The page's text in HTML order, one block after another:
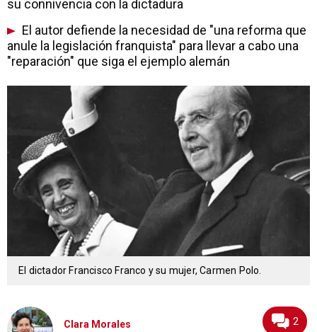
su connivencia con la dictadura
El autor defiende la necesidad de "una reforma que
anule la legislación franquista" para llevar a cabo una
"reparación" que siga el ejemplo alemán
El dictador Francisco Franco y su mujer, Carmen Polo.
Clara Morales
2